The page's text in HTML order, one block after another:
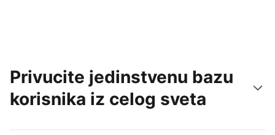
Privucite jedinstvenu bazu
korisnika iz celog sveta